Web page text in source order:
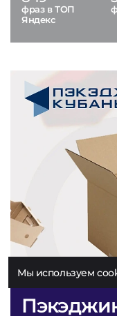
фраз в ТОП
Яндекс
Мы используем